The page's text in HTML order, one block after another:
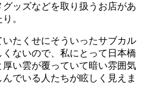
ッズなどを取り扱うお店があ
。
たくせにそういったサブカル
ないので、私にとって日本橋
い雲が覆っていて暗い雰囲気
でいる人たちが眩しく見えま